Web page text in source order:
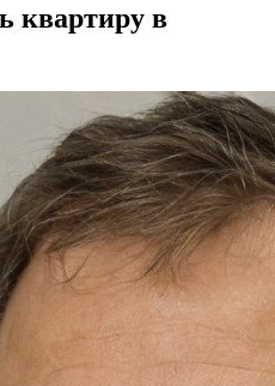
квартиру в